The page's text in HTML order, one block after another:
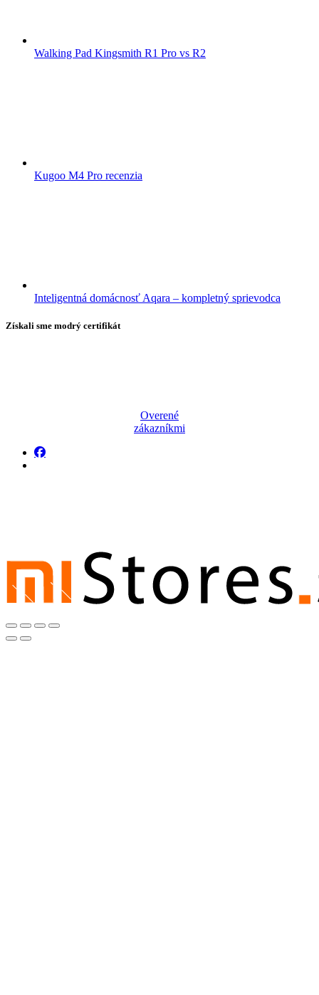
Walking Pad Kingsmith R1 Pro vs R2
Kugoo M4 Pro recenzia
Inteligentná domácnosť Aqara – kompletný sprievodca
Získali sme modrý certifikát
Overené
zákazníkmi